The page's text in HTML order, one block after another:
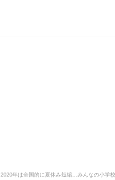
2020年は全国的に夏休み短縮…みんなの小学